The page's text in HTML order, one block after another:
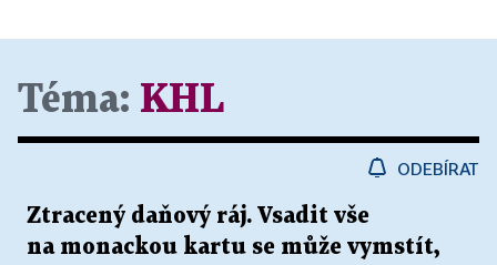
Téma: KHL
ODEBÍRAT
Ztracený daňový ráj. Vsadit vše
na monackou kartu se může vymstít,